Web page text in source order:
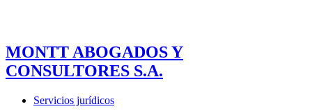
MONTT ABOGADOS Y
CONSULTORES S.A.
Servicios jurídicos